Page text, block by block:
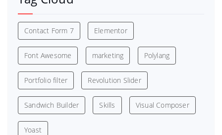
Contact Form 7 Elementor
Font Awesome marketing Polylang
Portfolio filter Revolution Slider
Sandwich Builder Skills Visual Composer
Yoast